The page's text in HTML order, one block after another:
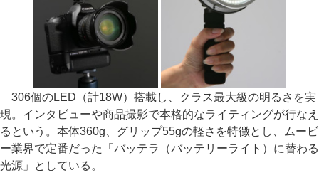
306個のLED（計18W）搭載し、クラス最大級の明るさを実
現。インタビューや商品撮影で本格的なライティングが行なえ
るという。本体360g、グリップ55gの軽さを特徴とし、ムービ
ー業界で定番だった「バッテラ（バッテリーライト）に替わる
光源」としている。